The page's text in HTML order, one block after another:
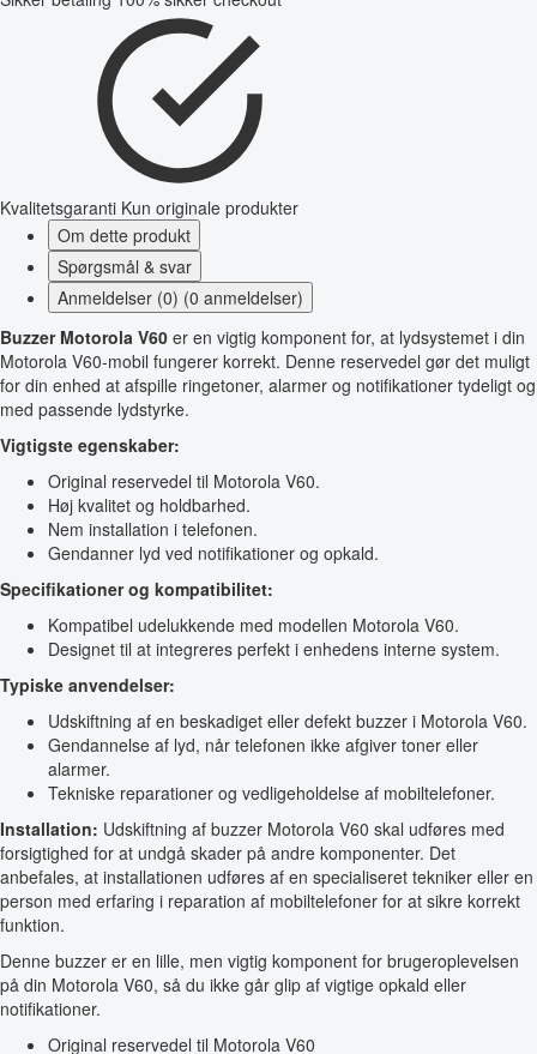
Kvalitetsgaranti Kun originale produkter
Om dette produkt
Spørgsmål & svar
Anmeldelser (0) (0 anmeldelser)
Buzzer Motorola V60 er en vigtig komponent for, at lydsystemet i din
Motorola V60-mobil fungerer korrekt. Denne reservedel gør det muligt
for din enhed at afspille ringetoner, alarmer og notifikationer tydeligt og
med passende lydstyrke.
Vigtigste egenskaber:
Original reservedel til Motorola V60.
Høj kvalitet og holdbarhed.
Nem installation i telefonen.
Gendanner lyd ved notifikationer og opkald.
Specifikationer og kompatibilitet:
Kompatibel udelukkende med modellen Motorola V60.
Designet til at integreres perfekt i enhedens interne system.
Typiske anvendelser:
Udskiftning af en beskadiget eller defekt buzzer i Motorola V60.
Gendannelse af lyd, når telefonen ikke afgiver toner eller
alarmer.
Tekniske reparationer og vedligeholdelse af mobiltelefoner.
Installation: Udskiftning af buzzer Motorola V60 skal udføres med
forsigtighed for at undgå skader på andre komponenter. Det
anbefales, at installationen udføres af en specialiseret tekniker eller en
person med erfaring i reparation af mobiltelefoner for at sikre korrekt
funktion.
Denne buzzer er en lille, men vigtig komponent for brugeroplevelsen
på din Motorola V60, så du ikke går glip af vigtige opkald eller
notifikationer.
Original reservedel til Motorola V60